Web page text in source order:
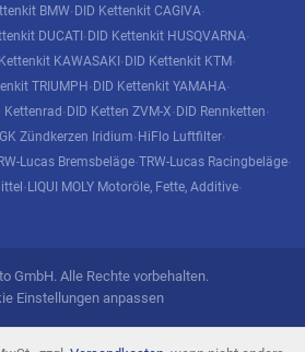
BMW· DID Kettenkit CAGIVA·
DUCATI· DID Kettenkit HUSQVARNA·
KAWASAKI· DID Kettenkit KTM·
TRIUMPH· DID Kettenkit YAMAHA·
· DID Ketten ZVM-X· DID Rennketten·
Zündkerzen Iridium· HiFlo Luftfilter·
Lucas Bremsbeläge·TRW-Lucas Racingbeläge·
· LIQUI MOLY Motoröle, Fette, Additive·
GmbH. Alle Rechte vorbehalten.
Einstellungen anpassen